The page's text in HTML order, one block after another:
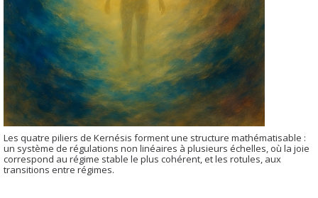
Les quatre piliers de Kernésis forment une structure mathématisable :
un système de régulations non linéaires à plusieurs échelles, où la joie
correspond au régime stable le plus cohérent, et les rotules, aux
transitions entre régimes.